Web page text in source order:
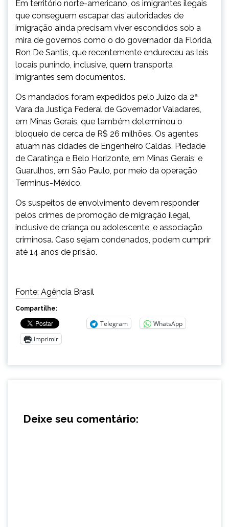
Em território norte-americano, os imigrantes ilegais
que conseguem escapar das autoridades de
imigração ainda precisam viver escondidos sob a
mira de governos como o do governador da Flórida,
Ron De Santis, que recentemente endureceu as leis
locais punindo, inclusive, quem transporta
imigrantes sem documentos.
Os mandados foram expedidos pelo Juízo da 2ª
Vara da Justiça Federal de Governador Valadares,
em Minas Gerais, que também determinou o
bloqueio de cerca de R$ 26 milhões. Os agentes
atuam nas cidades de Engenheiro Caldas, Piedade
de Caratinga e Belo Horizonte, em Minas Gerais; e
Guarulhos, em São Paulo, por meio da operação
Terminus-México.
Os suspeitos de envolvimento devem responder
pelos crimes de promoção de migração ilegal,
inclusive de criança ou adolescente, e associação
criminosa. Caso sejam condenados, podem cumprir
até 14 anos de prisão.
Fonte: Agência Brasil
Compartilhe:
Telegram
WhatsApp
Imprimir
Deixe seu comentário: